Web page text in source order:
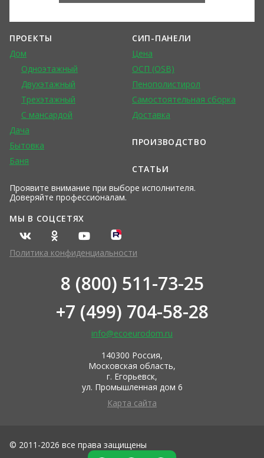
ПРОЕКТЫ
Дом
Одноэтажный
Двухэтажный
Трехэтажный
С мансардой
Дача
Бытовка
Баня
Проявите внимание при выборе исполнителя.
Доверяйте профессионалам.
СИП-ПАНЕЛИ
Цена
ОСП (OSB)
Пенополистирол
Самостоятельная сборка
Доставка
ПРОИЗВОДСТВО
СТАТЬИ
МЫ В СОЦСЕТЯХ
Политика конфиденциальности
8 (800) 511-73-25
+7 (499) 704-58-28
info@ecoeurodom.ru
140300 Россия,
Московская область,
г. Егорьевск,
ул. Промышленная дом 6
Карта сайта
© 2011-2026 все права защищены